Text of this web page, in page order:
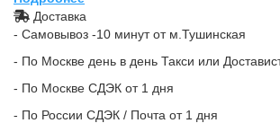
Доставка
- Самовывоз -10 минут от м.Тушинская
- По Москве день в день Такси или
- По Москве СДЭК от 1 дня
- По России СДЭК / Почта от 1 дня